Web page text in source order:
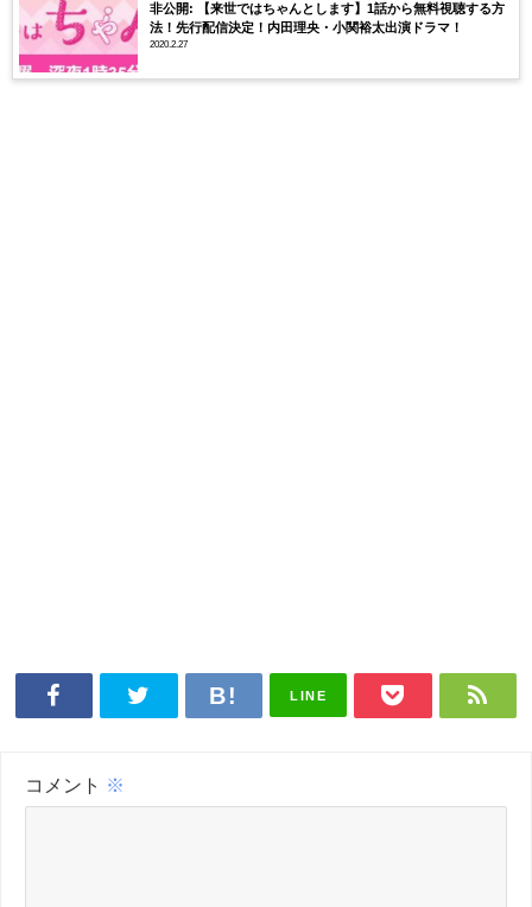
非公開: 【来世ではちゃんとします】1話から無料視聴する方
法！先行配信決定！内田理央・小関裕太出演ドラマ！
2020.2.27
LINE
コメント ※